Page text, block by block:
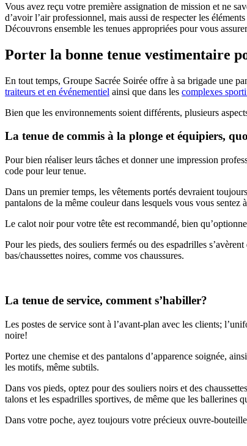
Vous avez reçu votre première assignation de mission et ne
d’avoir l’air professionnel, mais aussi de respecter les
Découvrons ensemble les tenues appropriées pour vous
Porter la bonne tenue vestimentaire
En tout temps, Groupe Sacrée Soirée offre à sa brigade une
traiteurs et en événementiel ainsi que dans les complexes
Bien que les environnements soient différents, plusieurs
La tenue de commis à la plonge et équipiers,
Pour bien réaliser leurs tâches et donner une impression
code pour leur tenue.
Dans un premier temps, les vêtements portés devraient
pantalons de la même couleur dans lesquels vous vous sentez
Le calot noir pour votre tête est recommandé, bien
Pour les pieds, des souliers fermés ou des espadrilles
bas/chaussettes noires, comme vos chaussures.
La tenue de service, comment s’habiller?
Les postes de service sont à l’avant-plan avec les clients;
noire!
Portez une chemise et des pantalons d’apparence soignée,
les motifs, même subtils.
Dans vos pieds, optez pour des souliers noirs et des
talons et les espadrilles sportives, de même que les ballerines
Dans votre poche, ayez toujours votre précieux ouvre-